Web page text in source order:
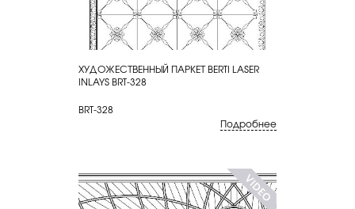
КУПИТЬ
ХУДОЖЕСТВЕННЫЙ ПАРКЕТ BERTI LASER
INLAYS BRT-328
BRT-328
Подробнее